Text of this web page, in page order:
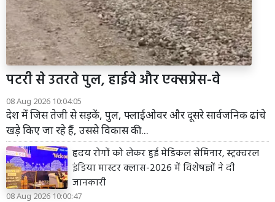
पटरी से उतरते पुल, हाईवे और एक्सप्रेस-वे
08 Aug 2026 10:04:05
देश में जिस तेजी से सड़कें, पुल, फ्लाईओवर और दूसरे सार्वजनिक ढांचे
खड़े किए जा रहे हैं, उससे विकास की...
हृदय रोगों को लेकर हुई मेडिकल सेमिनार, स्ट्रक्चरल
इंडिया मास्टर क्लास-2026 में विशेषज्ञों ने दी
जानकारी
08 Aug 2026 10:00:47